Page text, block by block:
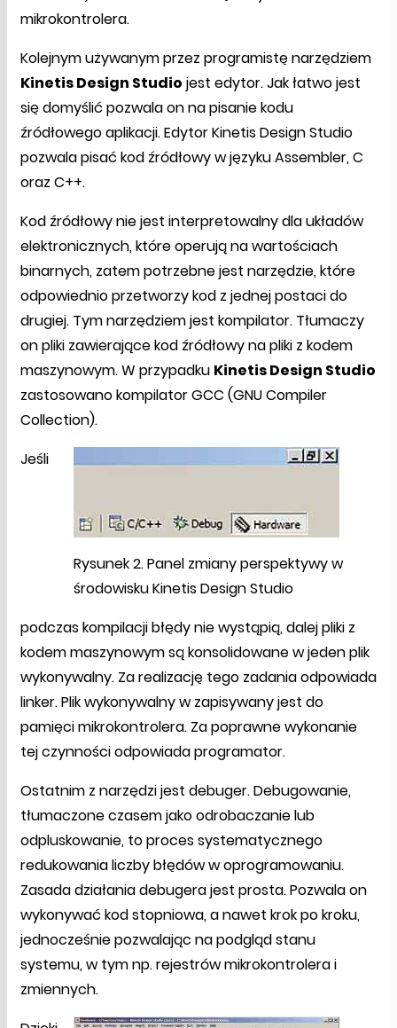
mikrokontrolera.
Kolejnym używanym przez programistę narzędziem
Kinetis Design Studio jest edytor. Jak łatwo jest
się domyślić pozwala on na pisanie kodu
źródłowego aplikacji. Edytor Kinetis Design Studio
pozwala pisać kod źródłowy w języku Assembler, C
oraz C++.
Kod źródłowy nie jest interpretowalny dla układów
elektronicznych, które operują na wartościach
binarnych, zatem potrzebne jest narzędzie, które
odpowiednio przetworzy kod z jednej postaci do
drugiej. Tym narzędziem jest kompilator. Tłumaczy
on pliki zawierające kod źródłowy na pliki z kodem
maszynowym. W przypadku Kinetis Design Studio
zastosowano kompilator GCC (GNU Compiler
Collection).
Rysunek 2. Panel zmiany perspektywy w
środowisku Kinetis Design Studio
Jeśli
podczas kompilacji błędy nie wystąpią, dalej pliki z
kodem maszynowym są konsolidowane w jeden plik
wykonywalny. Za realizację tego zadania odpowiada
linker. Plik wykonywalny w zapisywany jest do
pamięci mikrokontrolera. Za poprawne wykonanie
tej czynności odpowiada programator.
Ostatnim z narzędzi jest debuger. Debugowanie,
tłumaczone czasem jako odrobaczanie lub
odpluskowanie, to proces systematycznego
redukowania liczby błędów w oprogramowaniu.
Zasada działania debugera jest prosta. Pozwala on
wykonywać kod stopniowa, a nawet krok po kroku,
jednocześnie pozwalając na podgląd stanu
systemu, w tym np. rejestrów mikrokontrolera i
zmiennych.